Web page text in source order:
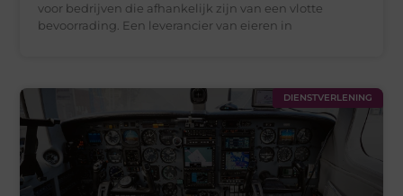
voor bedrijven die afhankelijk zijn van een vlotte
bevoorrading. Een leverancier van eieren in
DIENSTVERLENING